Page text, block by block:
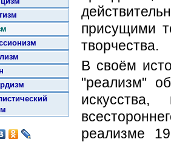
присущими
творчества.
В своём
"реализм"
реализме